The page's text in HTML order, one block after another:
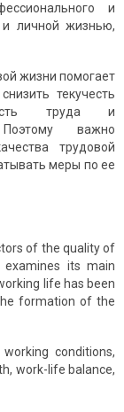
и
и личной жизнью,
жизни помогает
текучесть
труда и
Поэтому важно
трудовой
меры по ее
of the quality of
its main
life has been
formation of the
conditions,
work-life balance,